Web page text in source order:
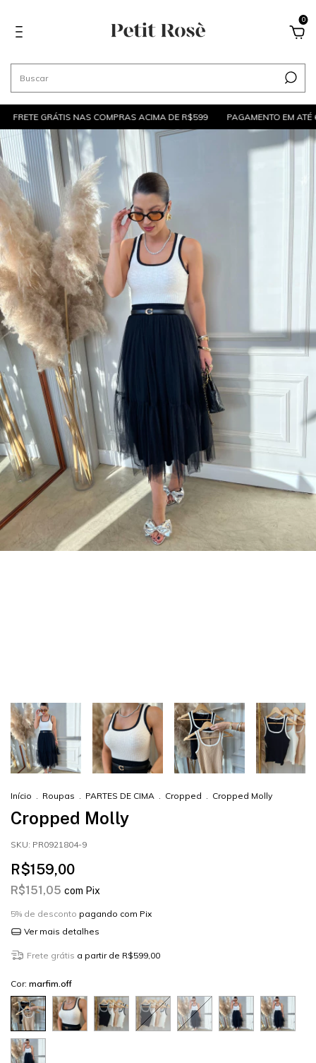
0
GRÁTIS NAS COMPRAS ACIMA DE R$599 PAGAMENTO EM ATÉ 6X
Início . Roupas . PARTES DE CIMA . Cropped . Cropped Molly
Cropped Molly
SKU: PR0921804-9
R$159,00
R$151,05 com Pix
5% de desconto pagando com Pix
Ver mais detalhes
Frete grátis a partir de R$599,00
Cor: marfim.off